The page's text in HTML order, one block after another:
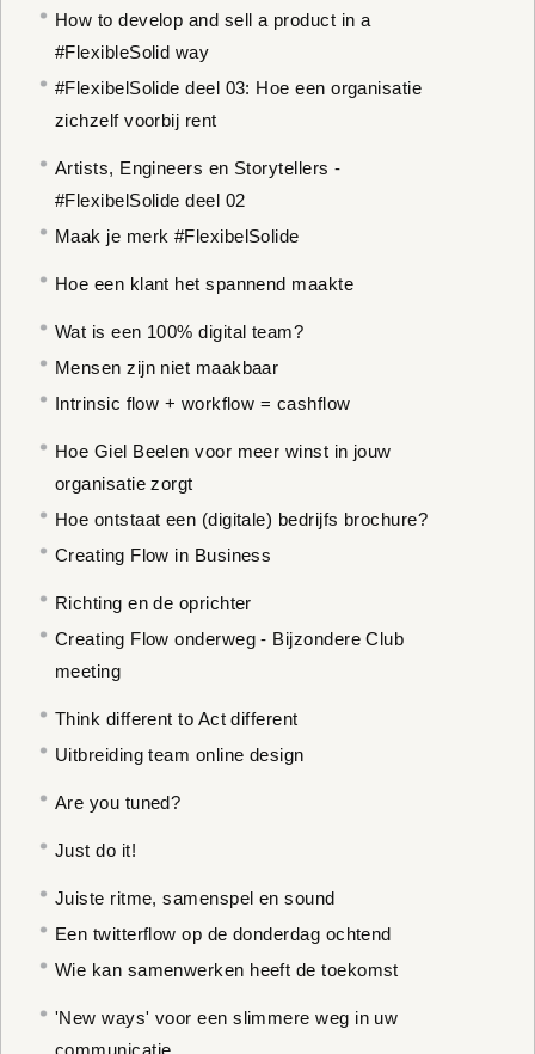
How to develop and sell a product in a
#FlexibleSolid way
#FlexibelSolide deel 03: Hoe een organisatie
zichzelf voorbij rent
Artists, Engineers en Storytellers -
#FlexibelSolide deel 02
Maak je merk #FlexibelSolide
Hoe een klant het spannend maakte
Wat is een 100% digital team?
Mensen zijn niet maakbaar
Intrinsic flow + workflow = cashflow
Hoe Giel Beelen voor meer winst in jouw
organisatie zorgt
Hoe ontstaat een (digitale) bedrijfs brochure?
Creating Flow in Business
Richting en de oprichter
Creating Flow onderweg - Bijzondere Club
meeting
Think different to Act different
Uitbreiding team online design
Are you tuned?
Just do it!
Juiste ritme, samenspel en sound
Een twitterflow op de donderdag ochtend
Wie kan samenwerken heeft de toekomst
'New ways' voor een slimmere weg in uw
communicatie